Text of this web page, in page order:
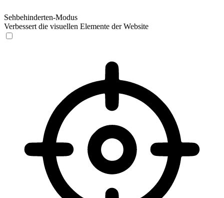
Sehbehinderten-Modus
Verbessert die visuellen Elemente der Website